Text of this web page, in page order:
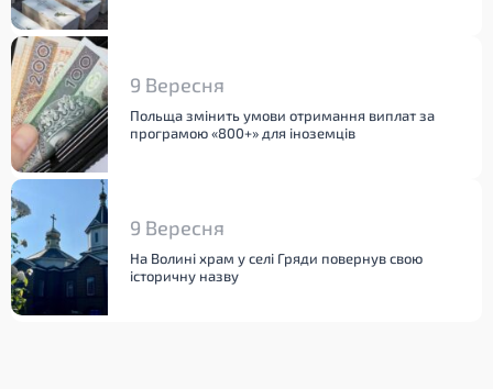
9 Вересня
Польща змінить умови отримання виплат за
програмою «800+» для іноземців
9 Вересня
На Волині храм у селі Гряди повернув свою
історичну назву